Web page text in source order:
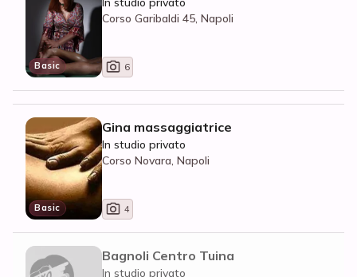
Basic
Corso Garibaldi 45, Napoli
6
Basic
Gina massaggiatrice
In studio privato
Corso Novara, Napoli
4
Bagnoli Centro Tuina
In studio privato